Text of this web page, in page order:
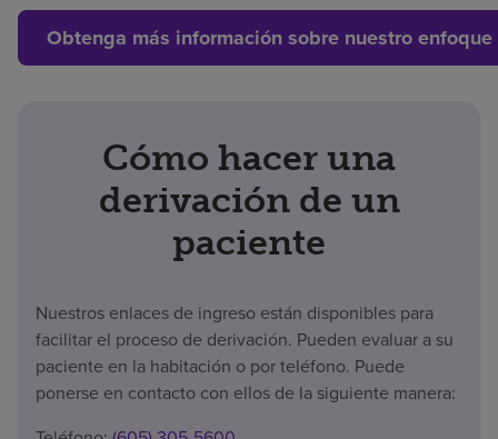
Obtenga más información sobre nuestro
Cómo hacer una
derivación de un
paciente
Nuestros enlaces de ingreso están disponibles para
facilitar el proceso de derivación. Pueden evaluar a su
paciente en la habitación o por teléfono. Puede
ponerse en contacto con ellos de la siguiente manera: